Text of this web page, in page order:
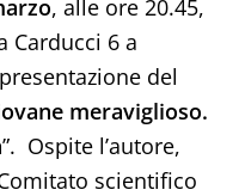
, alle ore 20.45,
Carducci 6 a
del
meraviglioso.
”. Ospite l’autore,
scientifico